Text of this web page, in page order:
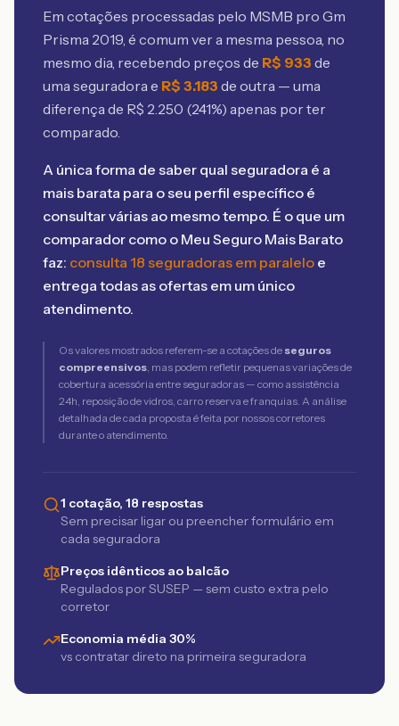
Em cotações processadas pelo MSMB pro Gm
Prisma 2019, é comum ver a mesma pessoa, no
mesmo dia, recebendo preços de R$ 933 de
uma seguradora e R$ 3.183 de outra — uma
diferença de R$ 2.250 (241%) apenas por ter
comparado.
A única forma de saber qual seguradora é a
mais barata para o seu perfil específico é
consultar várias ao mesmo tempo. É o que um
comparador como o Meu Seguro Mais Barato
faz: consulta 18 seguradoras em paralelo e
entrega todas as ofertas em um único
atendimento.
Os valores mostrados referem-se a cotações de seguros
compreensivos, mas podem refletir pequenas variações de
cobertura acessória entre seguradoras — como assistência
24h, reposição de vidros, carro reserva e franquias. A análise
detalhada de cada proposta é feita por nossos corretores
durante o atendimento.
1 cotação, 18 respostas
Sem precisar ligar ou preencher formulário em
cada seguradora
Preços idênticos ao balcão
Regulados por SUSEP — sem custo extra pelo
corretor
Economia média 30%
vs contratar direto na primeira seguradora